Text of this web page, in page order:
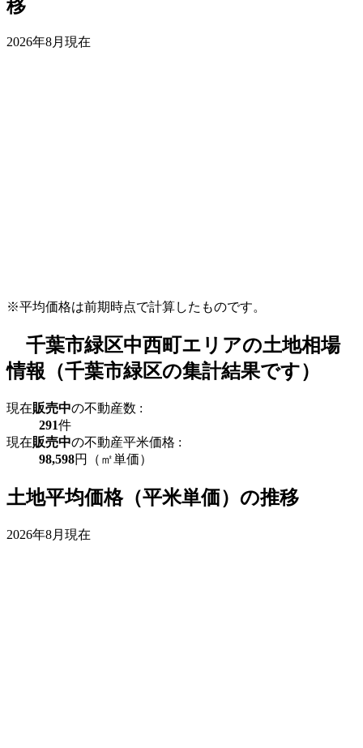
移
2026年8月現在
※平均価格は前期時点で計算したものです。
千葉市緑区中西町エリアの土地相場
情報（千葉市緑区の集計結果です）
現在販売中の不動産数 :
291件
現在販売中の不動産平米価格 :
98,598円（㎡単価）
土地平均価格（平米単価）の推移
2026年8月現在